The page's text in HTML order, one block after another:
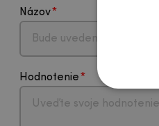
Názov
Hodnotenie